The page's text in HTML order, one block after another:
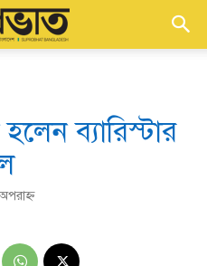
ব্যারিস্টার